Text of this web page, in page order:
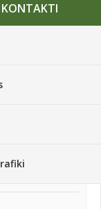
KONTAKTI